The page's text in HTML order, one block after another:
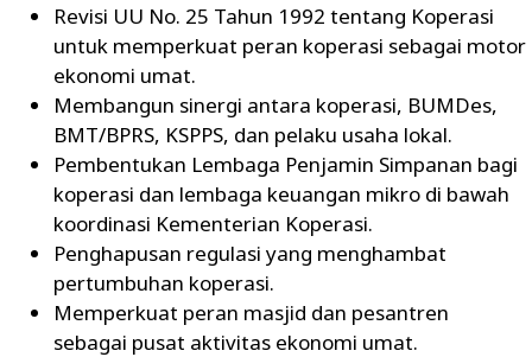
Revisi UU No. 25 Tahun 1992 tentang Koperasi
untuk memperkuat peran koperasi sebagai motor
ekonomi umat.
Membangun sinergi antara koperasi, BUMDes,
BMT/BPRS, KSPPS, dan pelaku usaha lokal.
Pembentukan Lembaga Penjamin Simpanan bagi
koperasi dan lembaga keuangan mikro di bawah
koordinasi Kementerian Koperasi.
Penghapusan regulasi yang menghambat
pertumbuhan koperasi.
Memperkuat peran masjid dan pesantren
sebagai pusat aktivitas ekonomi umat.